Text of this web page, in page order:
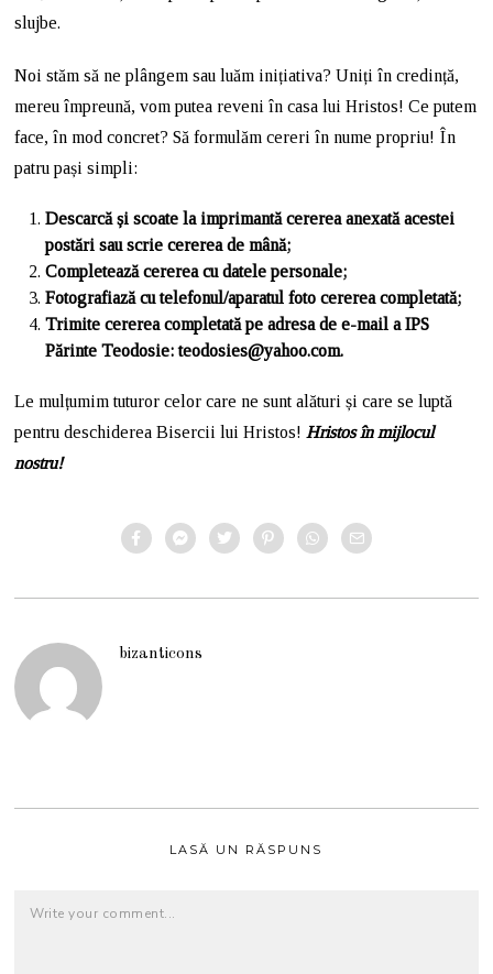
slujbe.
Noi stăm să ne plângem sau luăm inițiativa? Uniți în credință,
mereu împreună, vom putea reveni în casa lui Hristos! Ce putem
face, în mod concret? Să formulăm cereri în nume propriu! În
patru pași simpli:
Descarcă și scoate la imprimantă cererea anexată acestei
postări sau scrie cererea de mână;
Completează cererea cu datele personale;
Fotografiază cu telefonul/aparatul foto cererea completată;
Trimite cererea completată pe adresa de e-mail a IPS
Părinte Teodosie: teodosies@yahoo.com.
Le mulțumim tuturor celor care ne sunt alături și care se luptă
pentru deschiderea Bisercii lui Hristos! Hristos în mijlocul
nostru!
bizanticons
LASĂ UN RĂSPUNS